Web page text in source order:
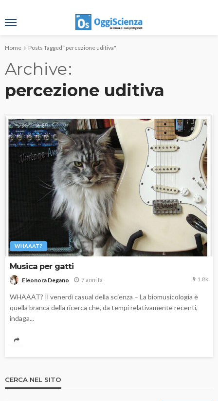
Home Posts Tagged "percezione uditiva"
Archive
percezione uditiva
WHAAAT?
Musica per gatti
Eleonora Degano 7 anni fa 1.8k
WHAAAT? Il venerdì casual della scienza – La biomusicologia è
quella branca della ricerca che, da tempi relativamente recenti,
indaga...
CERCA NEL SITO